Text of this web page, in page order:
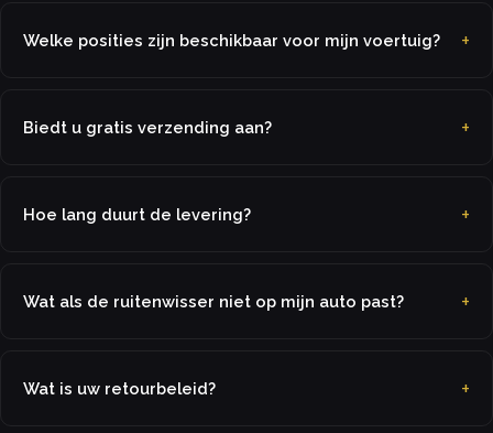
Welke posities zijn beschikbaar voor mijn voertuig?
Biedt u gratis verzending aan?
Hoe lang duurt de levering?
Wat als de ruitenwisser niet op mijn auto past?
Wat is uw retourbeleid?